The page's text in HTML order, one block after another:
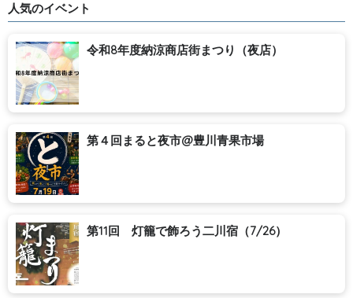
人気のイベント
令和8年度納涼商店街まつり（夜店）
第４回まると夜市@豊川青果市場
第11回 灯籠で飾ろう二川宿（7/26）